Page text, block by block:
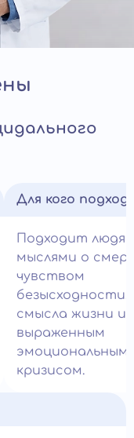
Для кого
Подходит
мыслями о
чувством
смысла жизни и
выраженным
эмоциональным
кризисом.